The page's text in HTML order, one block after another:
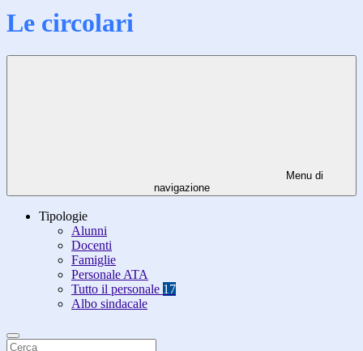
Le circolari
Menu di
navigazione
Tipologie
Alunni
Docenti
Famiglie
Personale ATA
Tutto il personale 17
Albo sindacale